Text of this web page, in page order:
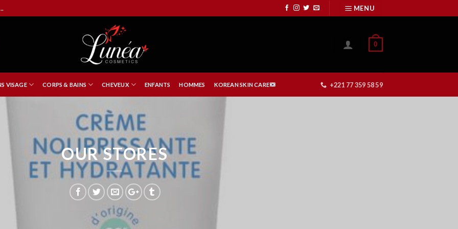
MENU
0
VISAGE CORPS & BAINS CHEVEUX ENFANTS HOMMES KOREAN SKIN CARE +221 77 359 58 59
OUR STORES